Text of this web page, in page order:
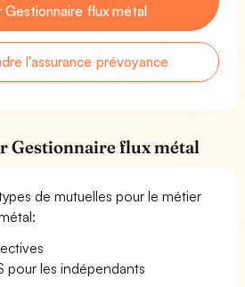
Gestionnaire flux métal
l'assurance prévoyance
Gestionnaire flux métal
de mutuelles pour le métier
pour les indépendants